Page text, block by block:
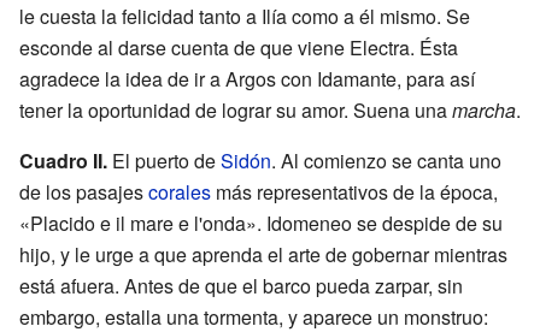
le cuesta la felicidad tanto a Ilía como a él mismo. Se
esconde al darse cuenta de que viene Electra. Ésta
agradece la idea de ir a Argos con Idamante, para así
tener la oportunidad de lograr su amor. Suena unamarcha.
Cuadro II. El puerto deSidón. Al comienzo se canta uno
de los pasajescorales más representativos de la época,
«Placido e il mare e l'onda». Idomeneo se despide de su
hijo, y le urge a que aprenda el arte de gobernar mientras
está afuera. Antes de que el barco pueda zarpar, sin
embargo, estalla una tormenta, y aparece un monstruo: